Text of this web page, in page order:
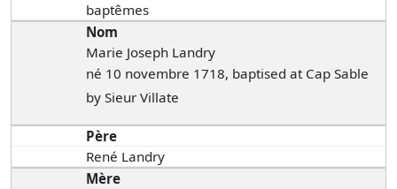
baptêmes
Nom
Marie Joseph Landry
né 10 novembre 1718, baptised at Cap Sable
by Sieur Villate
Père
René Landry
Mère